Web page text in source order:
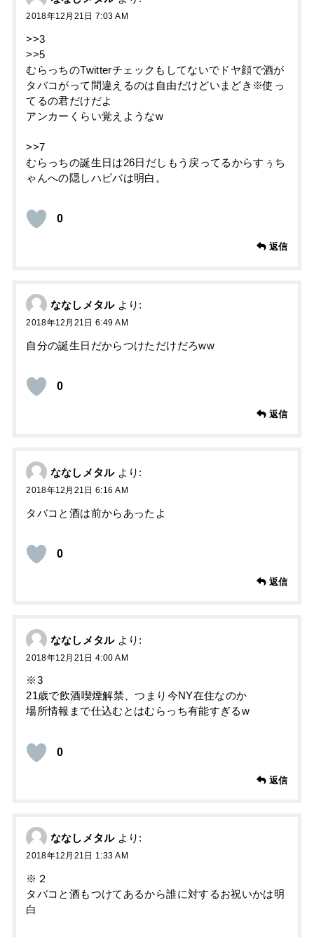
2018年12月21日 7:03 AM
>>3
>>5
むらっちのTwitterチェックもしてないでドヤ顔で酒が
タバコがって間違えるのは自由だけどいまどき※使っ
てるの君だけだよ
アンカーくらい覚えようなw
>>7
むらっちの誕生日は26日だしもう戻ってるからすぅち
ゃんへの隠しハピバは明白。
0
返信
ななしメタル より:
2018年12月21日 6:49 AM
自分の誕生日だからつけただけだろww
0
返信
ななしメタル より:
2018年12月21日 6:16 AM
タバコと酒は前からあったよ
0
返信
ななしメタル より:
2018年12月21日 4:00 AM
※3
21歳で飲酒喫煙解禁、つまり今NY在住なのか
場所情報まで仕込むとはむらっち有能すぎるw
0
返信
ななしメタル より:
2018年12月21日 1:33 AM
※２
タバコと酒もつけてあるから誰に対するお祝いかは明
白